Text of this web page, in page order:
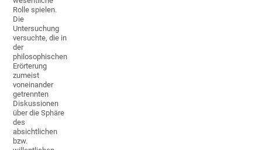
Rolle spielen.
Die
Untersuchung
versuchte, die in
der
philosophischen
Erörterung
zumeist
voneinander
getrennten
Diskussionen
über die Sphäre
des
absichtlichen
bzw.